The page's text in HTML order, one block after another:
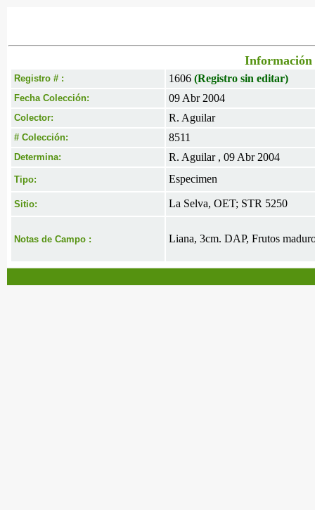
Información
Registro # : 1606 (Registro sin editar)
Fecha Colección: 09 Abr 2004
Colector: R. Aguilar
# Colección: 8511
Determina: R. Aguilar , 09 Abr 2004
Tipo: Especimen
Sitio: La Selva, OET; STR 5250
Notas de Campo : Liana, 3cm. DAP, Frutos